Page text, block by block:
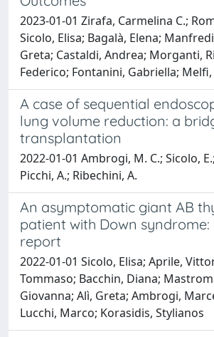
2023-01-01 Zirafa, Carmelina C.;
Sicolo, Elisa; Bagalà, Elena;
Greta; Castaldi, Andrea; Morganti,
Federico; Fontanini, Gabriella; Melfi,
A case of sequential
lung volume reduction: a
transplantation
2022-01-01 Ambrogi, M. C.; Sicolo,
Picchi, A.; Ribechini, A.
An asymptomatic giant AB
patient with Down syndrome:
report
2022-01-01 Sicolo, Elisa; Aprile,
Tommaso; Bacchin, Diana;
Giovanna; Alì, Greta; Ambrogi,
Lucchi, Marco; Korasidis, Stylianos